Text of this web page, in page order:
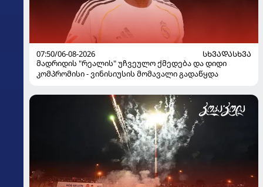
07:50/06-08-2026
ᲡᲮᲕᲐᲓᲐᲡᲮᲕᲐ
მადრიდის "რეალის" უჩვეულო ქმედება და დიდი
კომპრომისი - ვინისიუსის მომავალი გადაწყდა